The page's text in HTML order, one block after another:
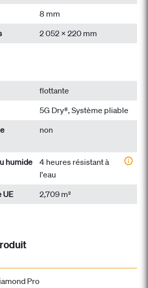
8 mm
2 052 x 220 mm
flottante
5G Dry®, Système pliable
non
humide
4 heures résistant à
l'eau
UE
2,709 m²
Pro